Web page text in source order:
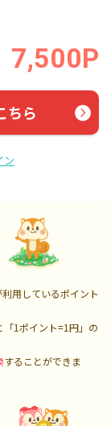
7,500P
ちら
ン
用しているポイント
「1ポイント=1円」の
することができま